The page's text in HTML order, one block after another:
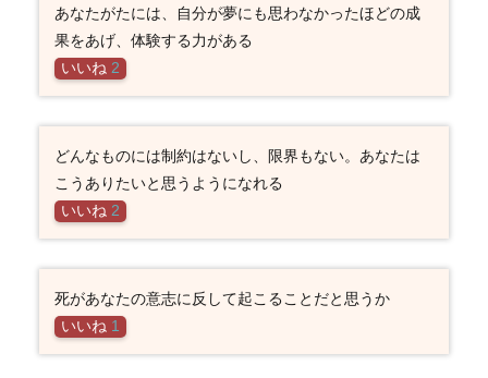
あなたがたには、自分が夢にも思わなかったほどの成
果をあげ、体験する力がある
いいね 2
どんなものには制約はないし、限界もない。あなたは
こうありたいと思うようになれる
いいね 2
死があなたの意志に反して起こることだと思うか
いいね 1